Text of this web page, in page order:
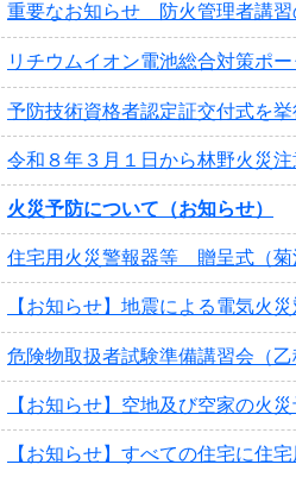
重要なお知らせ 防火管理者講習
リチウムイオン電池総合対策ポ
予防技術資格者認定証交付式を挙
令和８年３月１日から林野火災
火災予防について（お知らせ）
住宅用火災警報器等 贈呈式（菊
【お知らせ】地震による電気火災
危険物取扱者試験準備講習会（
【お知らせ】空地及び空家の火
【お知らせ】すべての住宅に住